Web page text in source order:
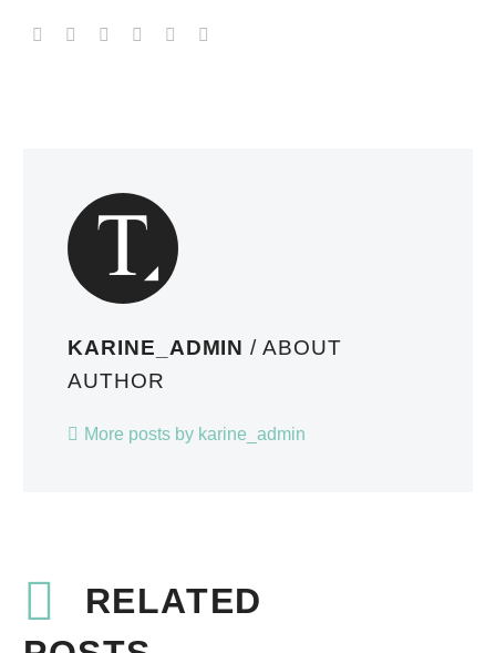
KARINE_ADMIN/ ABOUT
AUTHOR
More posts by karine_admin
RELATED